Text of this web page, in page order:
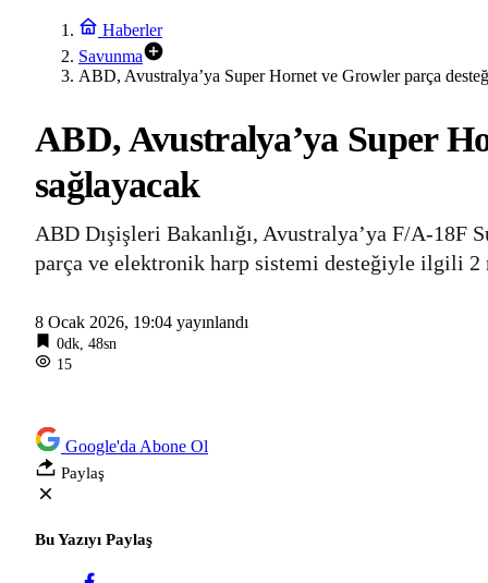
Haberler
Savunma
ABD, Avustralya’ya Super Hornet ve Growler parça
ABD, Avustralya’ya Super
sağlayacak
ABD Dışişleri Bakanlığı, Avustralya’ya F/A‑18F
parça ve elektronik harp sistemi desteğiyle ilgili 2
8 Ocak 2026, 19:04 yayınlandı
0dk, 48sn
15
Google'da Abone Ol
Paylaş
Bu Yazıyı Paylaş